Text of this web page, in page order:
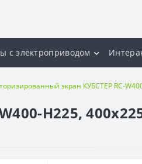
с электроприводом
экран КУБСТЕР RC-
H225,